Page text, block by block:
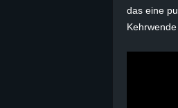
e
das eine
Kehrwende